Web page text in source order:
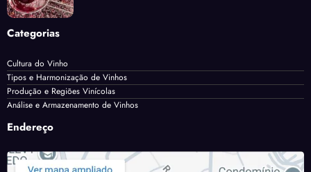
Categorias
Cultura do Vinho
Tipos e Harmonização de Vinhos
Produção e Regiões Vinícolas
Análise e Armazenamento de Vinhos
Endereço